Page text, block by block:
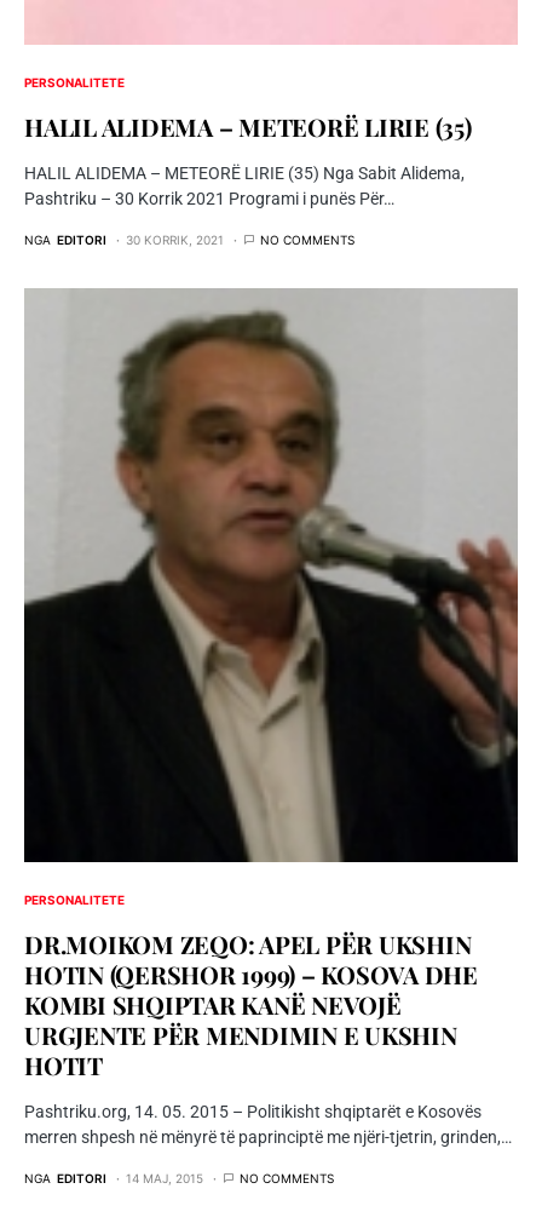
PERSONALITETE
HALIL ALIDEMA – METEORË LIRIE (35)
HALIL ALIDEMA – METEORË LIRIE (35) Nga Sabit Alidema,
Pashtriku – 30 Korrik 2021 Programi i punës Për…
NGA EDITORI 30 KORRIK, 2021 NO COMMENTS
PERSONALITETE
DR.MOIKOM ZEQO: APEL PËR UKSHIN
HOTIN (QERSHOR 1999) – KOSOVA DHE
KOMBI SHQIPTAR KANË NEVOJË
URGJENTE PËR MENDIMIN E UKSHIN
HOTIT
Pashtriku.org, 14. 05. 2015 – Politikisht shqiptarët e Kosovës
merren shpesh në mënyrë të paprinciptë me njëri-tjetrin, grinden,…
NGA EDITORI 14 MAJ, 2015 NO COMMENTS